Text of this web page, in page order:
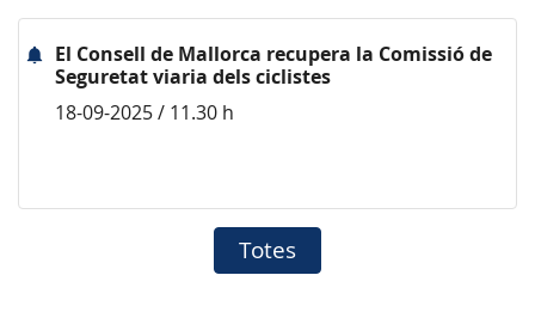
El Consell de Mallorca recupera la Comissió de
Seguretat viaria dels ciclistes
18-09-2025 / 11.30 h
Totes